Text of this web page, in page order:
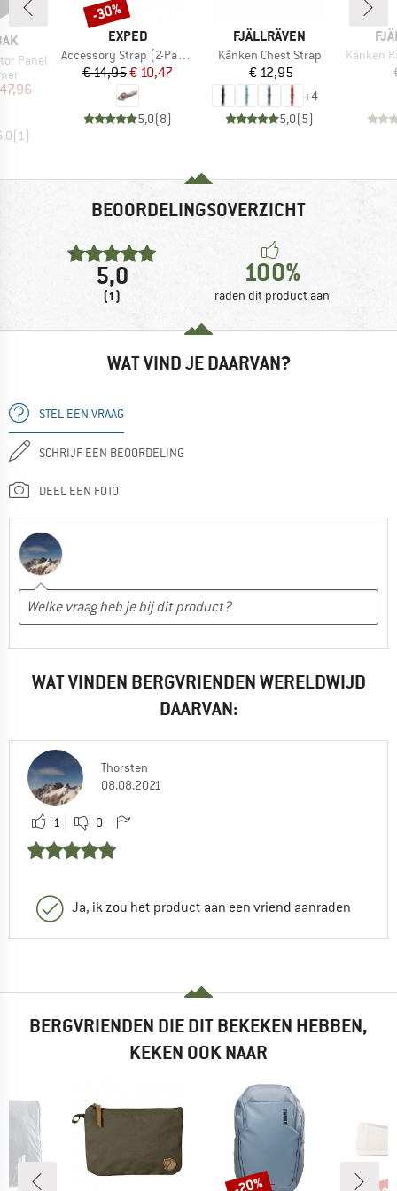
Panel
prijs
(1)
MERK
EXPED
Artikel
Accessory Strap (2-Pack)
Prijs
€ 14,95Verlaagde prijs
€ 10,47
5,0(8)
Korting
-30%
MERK
FJÄLLRÄVEN
Artikel
Kånken Chest Strap
Prijs
€ 12,95
+4
5,0(5)
Artikel
Kånken
BEOORDELINGSOVERZICHT
5,0
(1)
100%
raden dit product aan
WAT VIND JE DAARVAN?
STEL EEN VRAAG
SCHRIJF EEN BEOORDELING
DEEL EEN FOTO
WAT VINDEN BERGVRIENDEN WERELDWIJD
DAARVAN:
Thorsten
08.08.2021
1 0
Ja, ik zou het product aan een vriend aanraden
BERGVRIENDEN DIE DIT BEKEKEN HEBBEN,
KEKEN OOK NAAR
Korting